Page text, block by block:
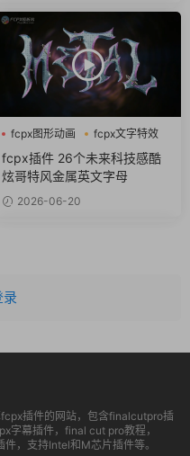
fcpx图形动画
fcpx文字特效
fcpx标题
fcpx插件 26个未来科技感酷
炫哥特风金属英文字母
2026-06-20
录
插件的网站，包含finalcutpro插
字幕插件，final cut pro教程，
，支持Intel和M芯片插件等。